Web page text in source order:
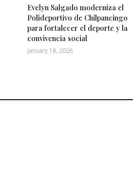
Evelyn Salgado moderniza el
Polideportivo de Chilpancingo
para fortalecer el deporte y la
convivencia social
January 18, 2026